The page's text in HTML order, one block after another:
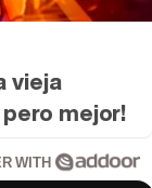
vieja
mejor!
WITH